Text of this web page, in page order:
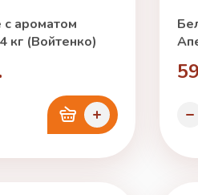
с ароматом
кг (Войтенко)